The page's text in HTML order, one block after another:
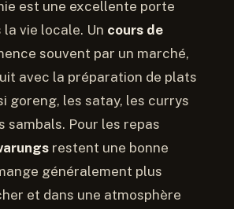
est une excellente porte
la vie locale. Un cours de
souvent par un marché,
avec la préparation de plats
goreng, les satay, les currys
sambals. Pour les repas
restent une bonne
généralement plus
et dans une atmosphère